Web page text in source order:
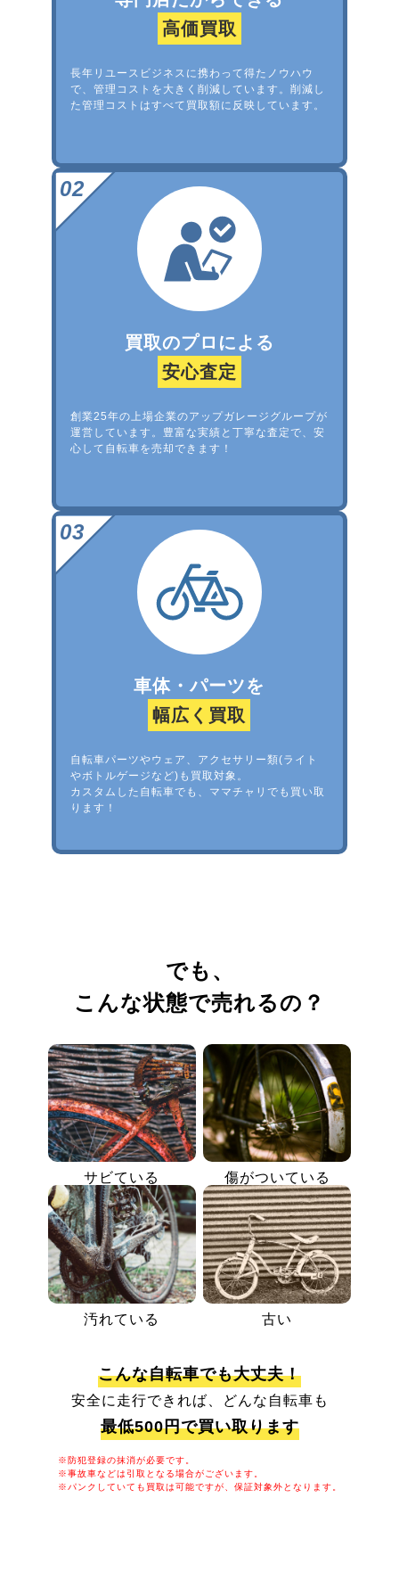
高価買取
長年リユースビジネスに携わって得たノウハウ
で、管理コストを大きく削減しています。削減し
た管理コストはすべて買取額に反映しています。
買取のプロによる
安心査定
創業25年の上場企業のアップガレージグループが
運営しています。豊富な実績と丁寧な査定で、安
心して自転車を売却できます！
車体・パーツを
幅広く買取
自転車パーツやウェア、アクセサリー類(ライト
やボトルゲージなど)も買取対象。
カスタムした自転車でも、ママチャリでも買い取
ります！
でも、
こんな状態で売れるの？
サビている 傷がついている
汚れている 古い
こんな自転車でも大丈夫！
安全に走行できれば、どんな自転車も
最低500円で買い取ります
※防犯登録の抹消が必要です。
※事故車などは引取となる場合がございます。
※パンクしていても買取は可能ですが、保証対象外となります。